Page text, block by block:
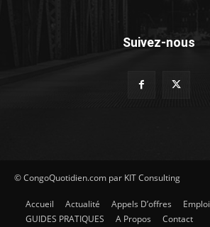
Suivez-nous
© CongoQuotidien.com par KIT Consulting
Accueil Actualité Appels D’offres
Emploi
GUIDES PRATIQUES
A Propos Contact